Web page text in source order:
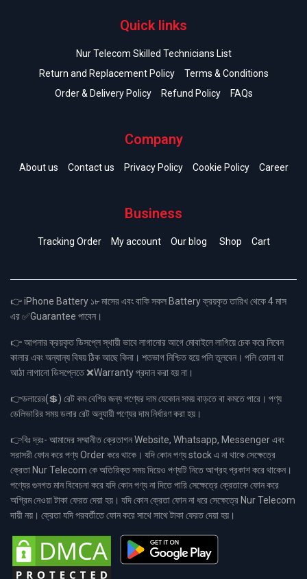
Quick links
Nur Telecom Skilled Technicians List
Return and Replacement Policy
Terms & Conditions
Order & Delivery Policy
Refund Policy FAQs
Company
About us Contact us Privacy Policy Cookie Policy Career
Business
Tracking Order My account Our blog Shop Cart
👉 iPhone Battery ১৮ মাসের এবং বাকি সকল Battery ক্রয়কৃত তারিখ থেকে 4 মাস
এর ✅Guarantee পাবেন।
👉 আপনার ক্রয়কৃত ডিসপ্লে স্থায়ী ভাবে লাগানোর আগে মোবাইলে লাগিয়ে চেক করে নিবেন
কালার এবং অন্যান্য বিষয় ঠিক আছে কিনা। শতভাগ নিশ্চিত হয়ে পলি তুলবেন। পলি তোলা বা
আঠা লাগানো ডিসপ্লেতে ❌Warranty প্রদান করা হয় না।
👉ডলারের(💲) রেট কম বেশির জন্য পণ্যের দাম যেকোন সময় বাড়তে বা কমতে পারে। পণ্য
ডেলিভারির সময় ডলার রেট অনুযায়ী পণ্যের দাম নির্ধারণ করা হয়।
👉বিঃ দ্রঃ- আমাদের সম্মানীত ক্রেতাগন Website, Whatsapp, Messenger এবং
সরাসরী ফোন করে পণ্য Order করে থাকে। যদি কোন পণ্য stock এ না থাকে সেক্ষেত্রে
ক্রেতা Nur Telecom কে অতিরিক্ত সময় দিয়েও পণ্যটি নিতে আগ্রহ প্রকাশ করে থাকেন।
পণ্যের গুনগত মান বিবেচনা করে যদি কোন পণ্য না দিতে পারি সেক্ষেত্রে ক্রেতাকে ফোন করে
অগ্রিম নেওয়া টাকা ফেরত দেয়া হয়। যদি কোন ক্রেতা ফোন না ধরে সেক্ষেত্রে Nur Telecom
দায়ী নয়। ক্রেতা যদি পরবর্তীতে ফোন করে সাথে সাথে টাকা ফেরত দেয়া হয়।